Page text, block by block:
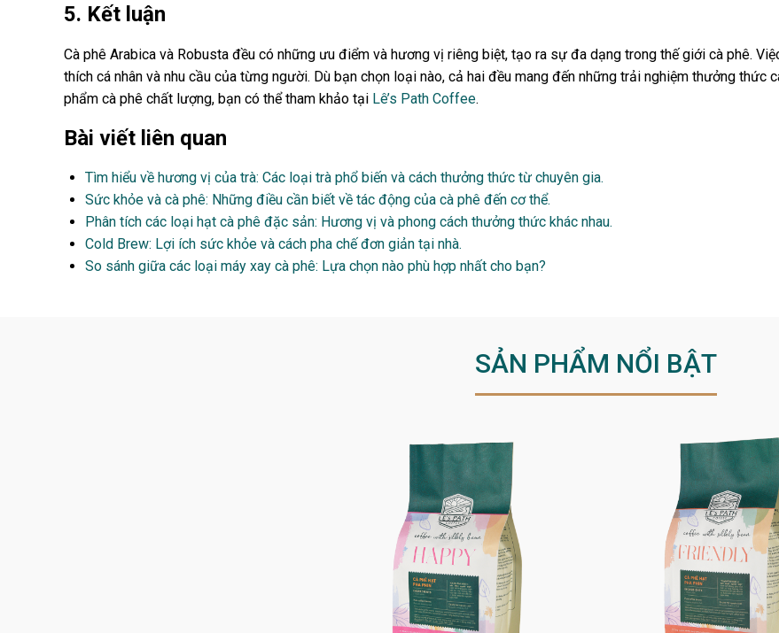
5. Kết luận
Cà phê Arabica và Robusta đều có những ưu điểm và hương vị riêng biệt, tạo ra sự đa dạng trong thế giới cà phê.
thích cá nhân và nhu cầu của từng người. Dù bạn chọn loại nào, cả hai đều mang đến những trải nghiệm thưởng
phẩm cà phê chất lượng, bạn có thể tham khảo tại Lê’s Path Coffee.
Bài viết liên quan
Tìm hiểu về hương vị của trà: Các loại trà phổ biến và cách thưởng thức từ chuyên gia.
Sức khỏe và cà phê: Những điều cần biết về tác động của cà phê đến cơ thể.
Phân tích các loại hạt cà phê đặc sản: Hương vị và phong cách thưởng thức khác nhau.
Cold Brew: Lợi ích sức khỏe và cách pha chế đơn giản tại nhà.
So sánh giữa các loại máy xay cà phê: Lựa chọn nào phù hợp nhất cho bạn?
SẢN PHẨM NỔI BẬT